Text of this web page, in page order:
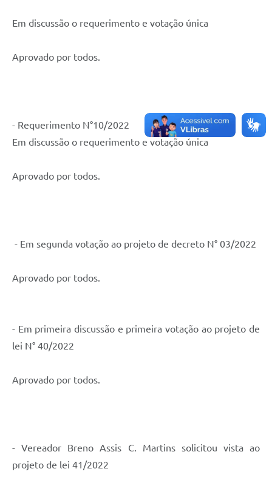
Em discussão o requerimento e votação única
Aprovado por todos.
- Requerimento N°10/2022
Em discussão o requerimento e votação única
Aprovado por todos.
- Em segunda votação ao projeto de decreto N° 03/2022
Aprovado por todos.
- Em primeira discussão e primeira votação ao projeto de
lei N° 40/2022
Aprovado por todos.
- Vereador Breno Assis C. Martins solicitou vista ao
projeto de lei 41/2022